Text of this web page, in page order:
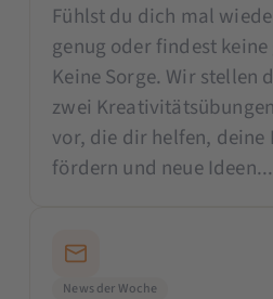
Fühlst du dich mal
genug oder findest keine
Keine Sorge. Wir stellen
zwei
vor, die dir helfen,
fördern und neue Ideen...
News der Woche